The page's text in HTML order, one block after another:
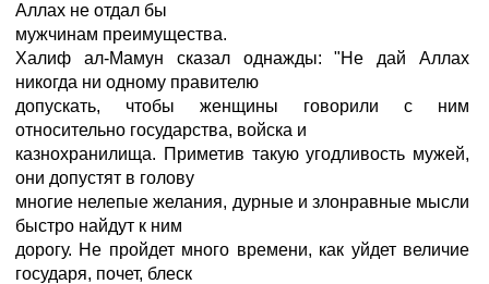
Аллах не отдал бы
мужчинам преимущества.
Халиф ал-Мамун сказал однажды: "Не дай Аллах
никогда ни одному правителю
допускать, чтобы женщины говорили с ним
относительно государства, войска и
казнохранилища. Приметив такую угодливость мужей,
они допустят в голову
многие нелепые желания, дурные и злонравные мысли
быстро найдут к ним
дорогу. Не пройдет много времени, как уйдет величие
государя, почет, блеск